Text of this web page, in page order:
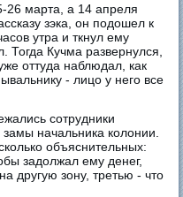
26 марта, а 14 апреля
зэка, он подошел к
утра и ткнул ему
Тогда Кучма развернулся,
оттуда наблюдал, как
- лицо у него все
сотрудники
начальника колонии.
объяснительных:
задолжал ему денег,
другую зону, третью - что